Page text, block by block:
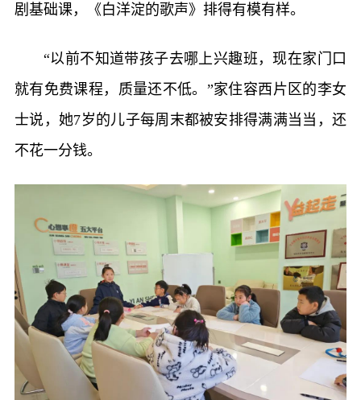
剧基础课，《白洋淀的歌声》排得有模有样。
“以前不知道带孩子去哪上兴趣班，现在家门口
就有免费课程，质量还不低。”家住容西片区的李女
士说，她7岁的儿子每周末都被安排得满满当当，还
不花一分钱。